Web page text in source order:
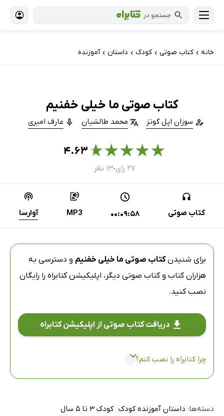
جستجو در
خانه › کتاب‌ صوتی › کودک › داستان › آموزنده
کتاب صوتی ما خیلی خفنیم
سوزان اپل گوتز محمد طالشیان عارف امیری
★
★
★
★
★۴.۶۳
۲۷ رای ●۱۳ نظر
کتاب صوتی 00:09:58
MP3 آوارسا
برای شنیدنکتاب صوتی ما خیلی خفنیم و دسترسی به
هزاران کتاب و کتاب صوتی دیگر، اپلیکیشن کتابراه را رایگان
نصب کنید.
دریافت کتاب صوتی از اپلیکیشن کتابراه
چرا کتابراه را نصب کنم؟
دسته‌ها: داستان آموزنده کودک کودک 3 تا 5 سال